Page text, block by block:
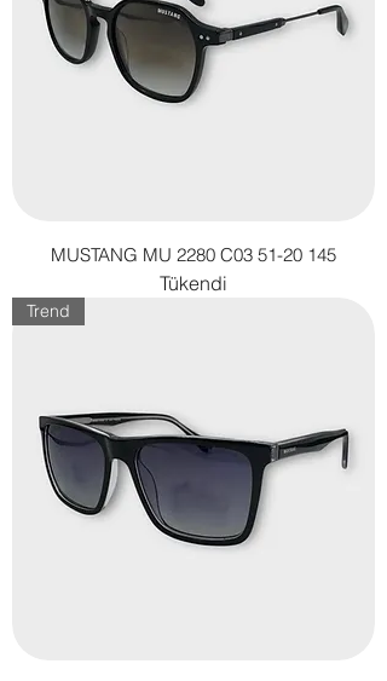
MUSTANG MU 2280 C03 51-20 145
Tükendi
Trend